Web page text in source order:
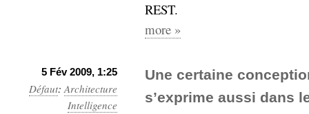
REST.
more »
5 Fév 2009, 1:25
Défaut:Architecture
Intelligence
Une certaine
s’exprime aussi dans